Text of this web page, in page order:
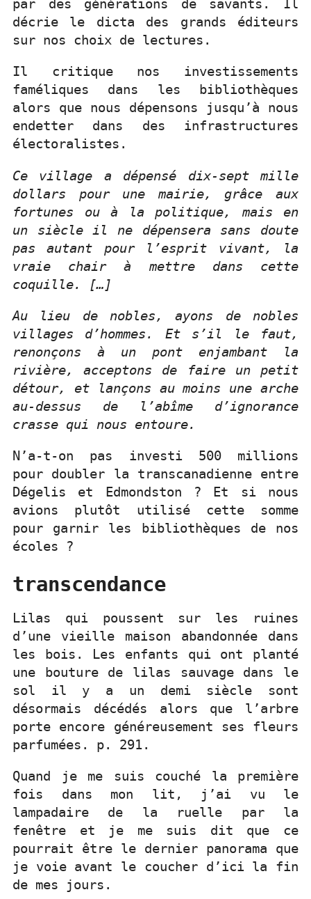
par des générations de savants. Il
décrie le dicta des grands éditeurs
sur nos choix de lectures.
Il critique nos investissements
faméliques dans les bibliothèques
alors que nous dépensons jusqu’à nous
endetter dans des infrastructures
électoralistes.
Ce village a dépensé dix-sept mille
dollars pour une mairie, grâce aux
fortunes ou à la politique, mais en
un siècle il ne dépensera sans doute
pas autant pour l’esprit vivant, la
vraie chair à mettre dans cette
coquille. […]
Au lieu de nobles, ayons de nobles
villages d’hommes. Et s’il le faut,
renonçons à un pont enjambant la
rivière, acceptons de faire un petit
détour, et lançons au moins une arche
au-dessus de l’abîme d’ignorance
crasse qui nous entoure.
N’a-t-on pas investi 500 millions
pour doubler la transcanadienne entre
Dégelis et Edmondston ? Et si nous
avions plutôt utilisé cette somme
pour garnir les bibliothèques de nos
écoles ?
transcendance
Lilas qui poussent sur les ruines
d’une vieille maison abandonnée dans
les bois. Les enfants qui ont planté
une bouture de lilas sauvage dans le
sol il y a un demi siècle sont
désormais décédés alors que l’arbre
porte encore généreusement ses fleurs
parfumées. p. 291.
Quand je me suis couché la première
fois dans mon lit, j’ai vu le
lampadaire de la ruelle par la
fenêtre et je me suis dit que ce
pourrait être le dernier panorama que
je voie avant le coucher d’ici la fin
de mes jours.